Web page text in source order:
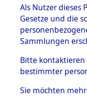
Effekten
1.2.9.1
Effekten
dem KZ
Dachau
1.2.9.2
Effekten
dem KZ
Bayerisches
Als Nutzer dieses
Gesetze und die
Sammlungen
Bitte kontaktieren
bestimmter
Sie möchten